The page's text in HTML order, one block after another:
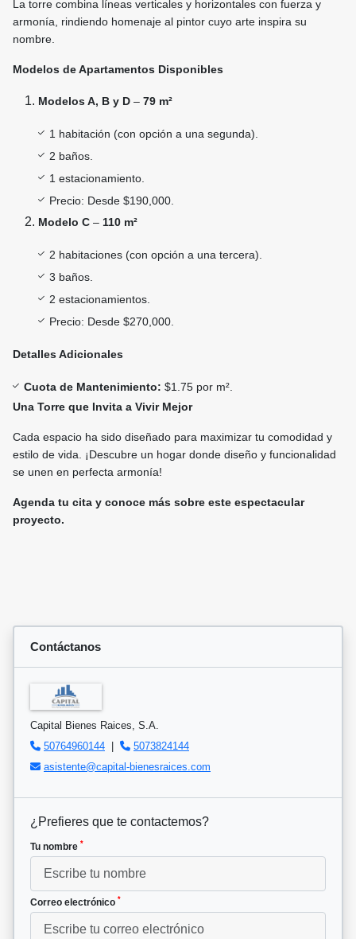
La torre combina líneas verticales y horizontales con fuerza y
armonía, rindiendo homenaje al pintor cuyo arte inspira su
nombre.
Modelos de Apartamentos Disponibles
Modelos A, B y D – 79 m²
1 habitación (con opción a una segunda).
2 baños.
1 estacionamiento.
Precio: Desde $190,000.
Modelo C – 110 m²
2 habitaciones (con opción a una tercera).
3 baños.
2 estacionamientos.
Precio: Desde $270,000.
Detalles Adicionales
Cuota de Mantenimiento: $1.75 por m².
Una Torre que Invita a Vivir Mejor
Cada espacio ha sido diseñado para maximizar tu comodidad y
estilo de vida. ¡Descubre un hogar donde diseño y funcionalidad
se unen en perfecta armonía!
Agenda tu cita y conoce más sobre este espectacular
proyecto.
Contáctanos
Capital Bienes Raices, S.A.
50764960144 |
5073824144
asistente@capital-bienesraices.com
¿Prefieres que te contactemos?
Tu nombre *
Correo electrónico *